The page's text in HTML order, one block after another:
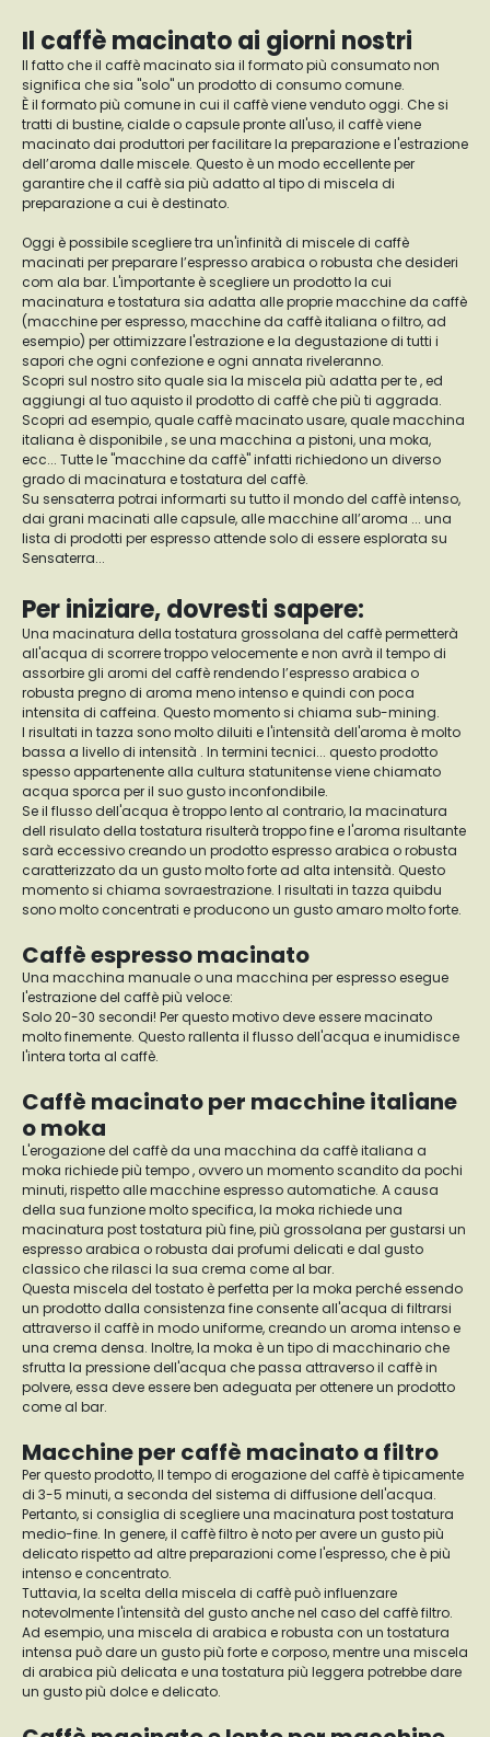
Il caffè macinato ai giorni nostri
Il fatto che il caffè macinato sia il formato più consumato non
significa che sia "solo" un prodotto di consumo comune.
È il formato più comune in cui il caffè viene venduto oggi. Che si
tratti di bustine, cialde o capsule pronte all'uso, il caffè viene
macinato dai produttori per facilitare la preparazione e l'estrazione
dell’aroma dalle miscele. Questo è un modo eccellente per
garantire che il caffè sia più adatto al tipo di miscela di
preparazione a cui è destinato.
Oggi è possibile scegliere tra un'infinità di miscele di caffè
macinati per preparare l’espresso arabica o robusta che desideri
com ala bar. L'importante è scegliere un prodotto la cui
macinatura e tostatura sia adatta alle proprie macchine da caffè
(macchine per espresso, macchine da caffè italiana o filtro, ad
esempio) per ottimizzare l'estrazione e la degustazione di tutti i
sapori che ogni confezione e ogni annata riveleranno.
Scopri sul nostro sito quale sia la miscela più adatta per te , ed
aggiungi al tuo aquisto il prodotto di caffè che più ti aggrada.
Scopri ad esempio, quale caffè macinato usare, quale macchina
italiana è disponibile , se una macchina a pistoni, una moka,
ecc... Tutte le "macchine da caffè" infatti richiedono un diverso
grado di macinatura e tostatura del caffè.
Su sensaterra potrai informarti su tutto il mondo del caffè intenso,
dai grani macinati alle capsule, alle macchine all’aroma ... una
lista di prodotti per espresso attende solo di essere esplorata su
Sensaterra...
Per iniziare, dovresti sapere:
Una macinatura della tostatura grossolana del caffè permetterà
all'acqua di scorrere troppo velocemente e non avrà il tempo di
assorbire gli aromi del caffè rendendo l’espresso arabica o
robusta pregno di aroma meno intenso e quindi con poca
intensita di caffeina. Questo momento si chiama sub-mining.
I risultati in tazza sono molto diluiti e l'intensità dell'aroma è molto
bassa a livello di intensità . In termini tecnici... questo prodotto
spesso appartenente alla cultura statunitense viene chiamato
acqua sporca per il suo gusto inconfondibile.
Se il flusso dell'acqua è troppo lento al contrario, la macinatura
dell risulato della tostatura risulterà troppo fine e l'aroma risultante
sarà eccessivo creando un prodotto espresso arabica o robusta
caratterizzato da un gusto molto forte ad alta intensità. Questo
momento si chiama sovraestrazione. I risultati in tazza quibdu
sono molto concentrati e producono un gusto amaro molto forte.
Caffè espresso macinato
Una macchina manuale o una macchina per espresso esegue
l'estrazione del caffè più veloce:
Solo 20-30 secondi! Per questo motivo deve essere macinato
molto finemente. Questo rallenta il flusso dell'acqua e inumidisce
l'intera torta al caffè.
Caffè macinato per macchine italiane
o moka
L'erogazione del caffè da una macchina da caffè italiana a
moka richiede più tempo , ovvero un momento scandito da pochi
minuti, rispetto alle macchine espresso automatiche. A causa
della sua funzione molto specifica, la moka richiede una
macinatura post tostatura più fine, più grossolana per gustarsi un
espresso arabica o robusta dai profumi delicati e dal gusto
classico che rilasci la sua crema come al bar.
Questa miscela del tostato è perfetta per la moka perché essendo
un prodotto dalla consistenza fine consente all'acqua di filtrarsi
attraverso il caffè in modo uniforme, creando un aroma intenso e
una crema densa. Inoltre, la moka è un tipo di macchinario che
sfrutta la pressione dell'acqua che passa attraverso il caffè in
polvere, essa deve essere ben adeguata per ottenere un prodotto
come al bar.
Macchine per caffè macinato a filtro
Per questo prodotto, Il tempo di erogazione del caffè è tipicamente
di 3-5 minuti, a seconda del sistema di diffusione dell'acqua.
Pertanto, si consiglia di scegliere una macinatura post tostatura
medio-fine. In genere, il caffè filtro è noto per avere un gusto più
delicato rispetto ad altre preparazioni come l'espresso, che è più
intenso e concentrato.
Tuttavia, la scelta della miscela di caffè può influenzare
notevolmente l'intensità del gusto anche nel caso del caffè filtro.
Ad esempio, una miscela di arabica e robusta con un tostatura
intensa può dare un gusto più forte e corposo, mentre una miscela
di arabica più delicata e una tostatura più leggera potrebbe dare
un gusto più dolce e delicato.